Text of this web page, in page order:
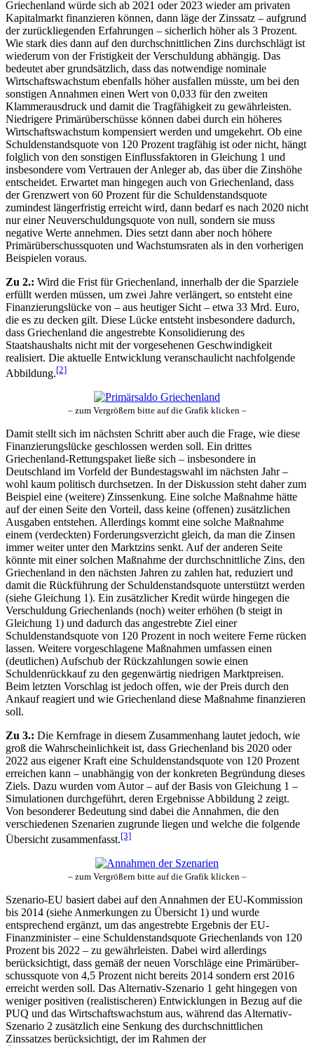
Griechenland würde sich ab 2021 oder 2023 wieder am privaten
Kapitalmarkt finanzieren können, dann läge der Zinssatz – aufgrund
der zurückliegenden Erfahrungen – sicherlich höher als 3 Prozent.
Wie stark dies dann auf den durchschnittlichen Zins durchschlägt ist
wiederum von der Fristigkeit der Verschuldung abhängig. Das
bedeutet aber grundsätzlich, dass das notwendige nominale
Wirtschaftswachstum ebenfalls höher ausfallen müsste, um bei den
sonstigen Annahmen einen Wert von 0,033 für den zweiten
Klammerausdruck und damit die Tragfähigkeit zu gewährleisten.
Niedrigere Primärüberschüsse können dabei durch ein höheres
Wirtschaftswachstum kompensiert werden und umgekehrt. Ob eine
Schuldenstandsquote von 120 Prozent tragfähig ist oder nicht, hängt
folglich von den sonstigen Einflussfaktoren in Gleichung 1 und
insbesondere vom Vertrauen der Anleger ab, das über die Zinshöhe
entscheidet. Erwartet man hingegen auch von Griechenland, dass
der Grenzwert von 60 Prozent für die Schuldenstandsquote
zumindest längerfristig erreicht wird, dann bedarf es nach 2020 nicht
nur einer Neuverschuldungsquote von null, sondern sie muss
negative Werte annehmen. Dies setzt dann aber noch höhere
Primärüberschussquoten und Wachstumsraten als in den vorherigen
Beispielen voraus.
Zu 2.: Wird die Frist für Griechenland, innerhalb der die Sparziele
erfüllt werden müssen, um zwei Jahre verlängert, so entsteht eine
Finanzierungslücke von – aus heutiger Sicht – etwa 33 Mrd. Euro,
die es zu decken gilt. Diese Lücke entsteht insbesondere dadurch,
dass Griechenland die angestrebte Konsolidierung des
Staatshaushalts nicht mit der vorgesehenen Geschwindigkeit
realisiert. Die aktuelle Entwicklung veranschaulicht nachfolgende
Abbildung.[2]
– zum Vergrößern bitte auf die Grafik klicken –
Damit stellt sich im nächsten Schritt aber auch die Frage, wie diese
Finanzierungslücke geschlossen werden soll. Ein drittes
Griechenland-Rettungspaket ließe sich – insbesondere in
Deutschland im Vorfeld der Bundestagswahl im nächsten Jahr –
wohl kaum politisch durchsetzen. In der Diskussion steht daher zum
Beispiel eine (weitere) Zinssenkung. Eine solche Maßnahme hätte
auf der einen Seite den Vorteil, dass keine (offenen) zusätzlichen
Ausgaben entstehen. Allerdings kommt eine solche Maßnahme
einem (verdeckten) Forderungsverzicht gleich, da man die Zinsen
immer weiter unter den Marktzins senkt. Auf der anderen Seite
könnte mit einer solchen Maßnahme der durchschnittliche Zins, den
Griechenland in den nächsten Jahren zu zahlen hat, reduziert und
damit die Rückführung der Schuldenstandsquote unterstützt werden
(siehe Gleichung 1). Ein zusätzlicher Kredit würde hingegen die
Verschuldung Griechenlands (noch) weiter erhöhen (b steigt in
Gleichung 1) und dadurch das angestrebte Ziel einer
Schuldenstandsquote von 120 Prozent in noch weitere Ferne rücken
lassen. Weitere vorgeschlagene Maßnahmen umfassen einen
(deutlichen) Aufschub der Rückzahlungen sowie einen
Schuldenrückkauf zu den gegenwärtig niedrigen Marktpreisen.
Beim letzten Vorschlag ist jedoch offen, wie der Preis durch den
Ankauf reagiert und wie Griechenland diese Maßnahme finanzieren
soll.
Zu 3.: Die Kernfrage in diesem Zusammenhang lautet jedoch, wie
groß die Wahrscheinlichkeit ist, dass Griechenland bis 2020 oder
2022 aus eigener Kraft eine Schuldenstandsquote von 120 Prozent
erreichen kann – unabhängig von der konkreten Begründung dieses
Ziels. Dazu wurden vom Autor – auf der Basis von Gleichung 1 –
Simulationen durchgeführt, deren Ergebnisse Abbildung 2 zeigt.
Von besonderer Bedeutung sind dabei die Annahmen, die den
verschiedenen Szenarien zugrunde liegen und welche die folgende
Übersicht zusammenfasst.[3]
– zum Vergrößern bitte auf die Grafik klicken –
Szenario-EU basiert dabei auf den Annahmen der EU-Kommission
bis 2014 (siehe Anmerkungen zu Übersicht 1) und wurde
entsprechend ergänzt, um das angestrebte Ergebnis der EU-
Finanzminister – eine Schuldenstandsquote Griechenlands von 120
Prozent bis 2022 – zu gewährleisten. Dabei wird allerdings
berücksichtigt, dass gemäß der neuen Vorschläge eine Primärüber-
schussquote von 4,5 Prozent nicht bereits 2014 sondern erst 2016
erreicht werden soll. Das Alternativ-Szenario 1 geht hingegen von
weniger positiven (realistischeren) Entwicklungen in Bezug auf die
PUQ und das Wirtschaftswachstum aus, während das Alternativ-
Szenario 2 zusätzlich eine Senkung des durchschnittlichen
Zinssatzes berücksichtigt, der im Rahmen der